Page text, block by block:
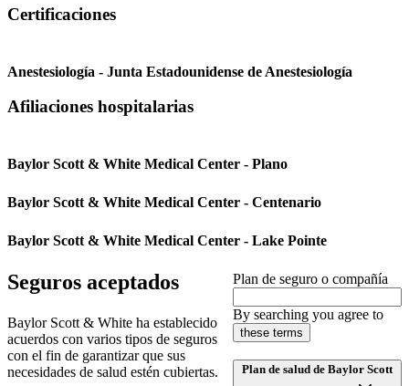
Certificaciones
Anestesiología - Junta Estadounidense de Anestesiología
Afiliaciones hospitalarias
Baylor Scott & White Medical Center - Plano
Baylor Scott & White Medical Center - Centenario
Baylor Scott & White Medical Center - Lake Pointe
Seguros aceptados
Baylor Scott & White ha establecido
acuerdos con varios tipos de seguros
con el fin de garantizar que sus
necesidades de salud estén cubiertas.
Plan de seguro o compañía
By searching you agree to
these terms
Plan de salud de Baylor Scott